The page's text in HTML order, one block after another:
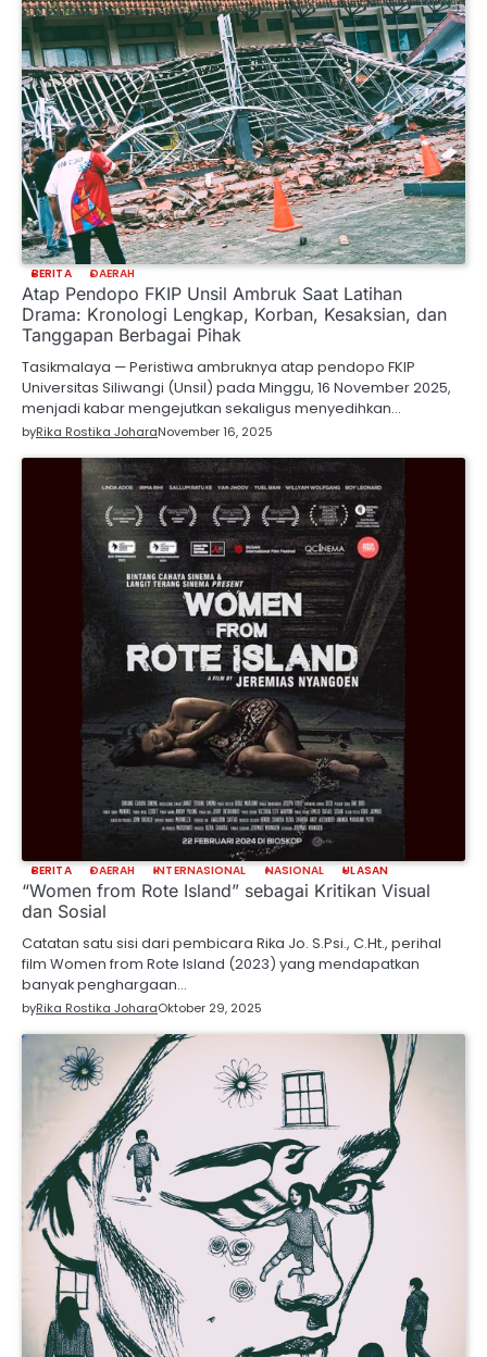
BERITA DAERAH
Atap Pendopo FKIP Unsil Ambruk Saat Latihan
Drama: Kronologi Lengkap, Korban, Kesaksian, dan
Tanggapan Berbagai Pihak
Tasikmalaya — Peristiwa ambruknya atap pendopo FKIP
Universitas Siliwangi (Unsil) pada Minggu, 16 November 2025,
menjadi kabar mengejutkan sekaligus menyedihkan…
byRika Rostika JoharaNovember 16, 2025
BERITA DAERAH INTERNASIONAL NASIONAL ULASAN
“Women from Rote Island” sebagai Kritikan Visual
dan Sosial
Catatan satu sisi dari pembicara Rika Jo. S.Psi., C.Ht., perihal
film Women from Rote Island (2023) yang mendapatkan
banyak penghargaan…
byRika Rostika JoharaOktober 29, 2025